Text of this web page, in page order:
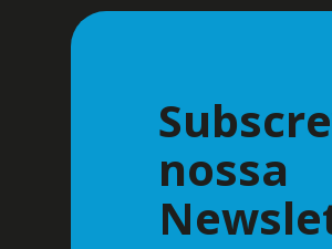
nossa